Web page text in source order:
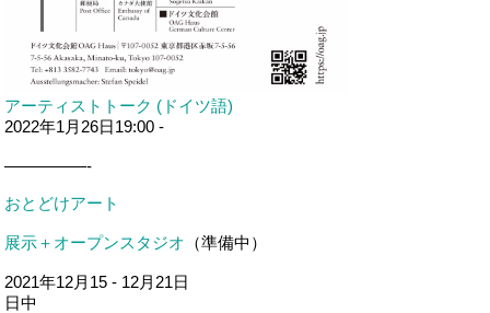
アーティストトーク (ドイツ語)
2022年1月26日19:00 -
—————-
おとどけアート
展示＋オープンスタジオ （準備中）
2021年12月15 - 12月21日
日中